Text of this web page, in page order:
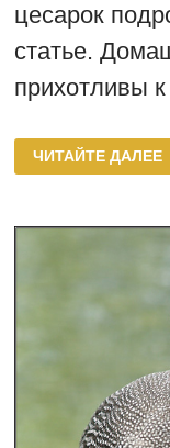
цесарок
статье.
прихотливы
КОРМЛЕНИЕ
ВЗРОСЛЫХ
ЦЕСАРОК
ЧИТАЙТЕ ДАЛЕЕ